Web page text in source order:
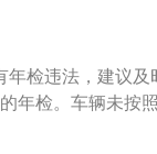
做以下准备：1.检
进行年检，装备灭
检违法，建议及
年检。车辆未按
部门处警告或者